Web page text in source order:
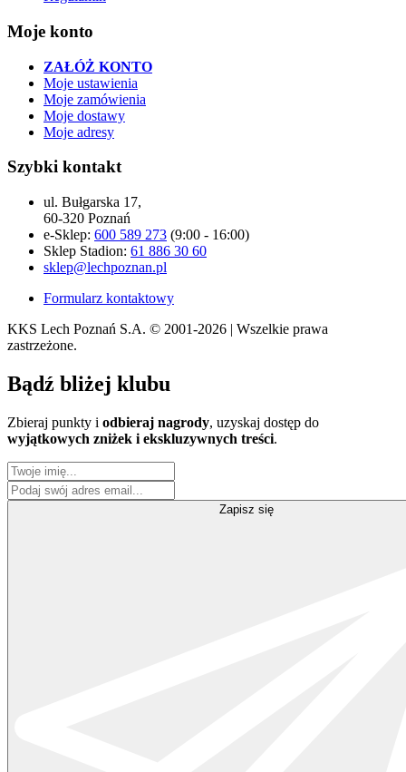
Moje konto
ZAŁÓŻ KONTO
Moje ustawienia
Moje zamówienia
Moje dostawy
Moje adresy
Szybki kontakt
ul. Bułgarska 17,
60-320 Poznań
e-Sklep: 600 589 273 (9:00 - 16:00)
Sklep Stadion: 61 886 30 60
sklep@lechpoznan.pl
Formularz kontaktowy
KKS Lech Poznań S.A. © 2001-2026 | Wszelkie prawa
zastrzeżone.
Bądź bliżej klubu
Zbieraj punkty i odbieraj nagrody, uzyskaj dostęp do
wyjątkowych zniżek i ekskluzywnych treści.
Zapisz się